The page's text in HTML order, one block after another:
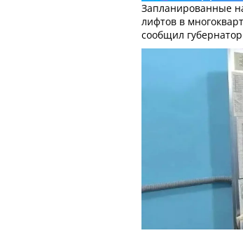
Запланированные
лифтов в
сообщил губернатор